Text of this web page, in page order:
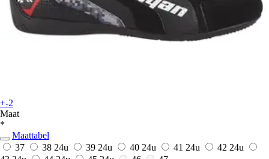
+-2
Maat
*
Maattabel
37
38 24u 39 24u 40 24u 41 24u 42 24u